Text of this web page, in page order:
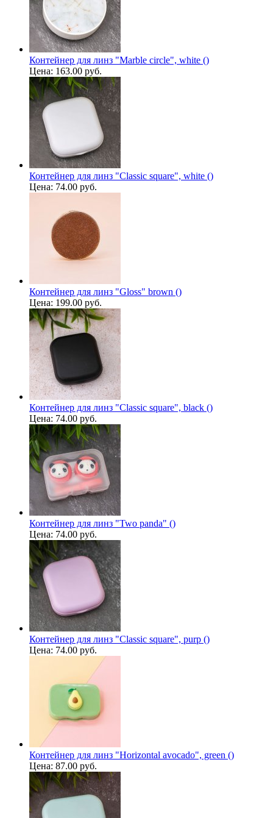
Контейнер для линз "Marble circle", white ()
Цена: 163.00 руб.
Контейнер для линз "Classic square", white ()
Цена: 74.00 руб.
Контейнер для линз "Gloss" brown ()
Цена: 199.00 руб.
Контейнер для линз "Classic square", black ()
Цена: 74.00 руб.
Контейнер для линз "Two panda" ()
Цена: 74.00 руб.
Контейнер для линз "Classic square", purp ()
Цена: 74.00 руб.
Контейнер для линз "Horizontal avocado", green ()
Цена: 87.00 руб.